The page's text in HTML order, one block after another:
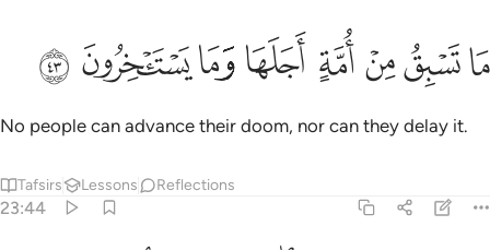
ما تسبق من امة اجلها وما يستاخرون ٤٣
مَا تَسْبِقُ مِنْ أُمَّةٍ أَجَلَهَا وَمَا يَسْتَـْٔخِرُونَ ٤٣
ﱁﱂﱃﱄ ﱅﱆﱇ ﱈ
No people can advance their doom, nor can they delay it.
Tafsirs Lessons Reflections
23:44